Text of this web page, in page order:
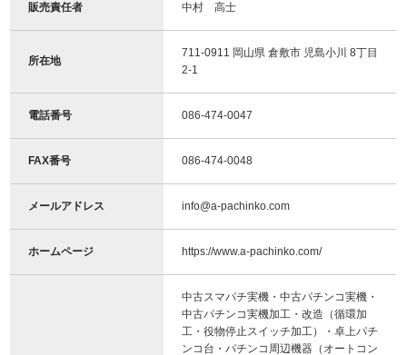
販売責任者 中村 高士
所在地
711-0911 岡山県 倉敷市 児島小川 8丁目
2-1
電話番号 086-474-0047
FAX番号 086-474-0048
メールアドレス info@a-pachinko.com
ホームページ https://www.a-pachinko.com/
中古スマパチ実機・中古パチンコ実機・
中古パチンコ実機加工・改造（循環加
工・役物停止スイッチ加工）・卓上パチ
ンコ台・パチンコ周辺機器（オートコン